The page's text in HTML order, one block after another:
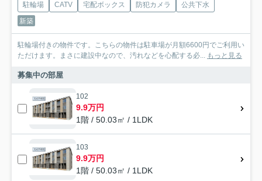
駐輪場 CATV 宅配ボックス 防犯カメラ
公共下水
新築
駐輪場付きの物件です。こちらの物件は駐車場が月額6600円でご利用い
ただけます。まさに建設中なので、汚れなどを心配する必... もっと見る
募集中の部屋
102
9.9万円
1階 / 50.03㎡ / 1LDK
103
9.9万円
1階 / 50.03㎡ / 1LDK